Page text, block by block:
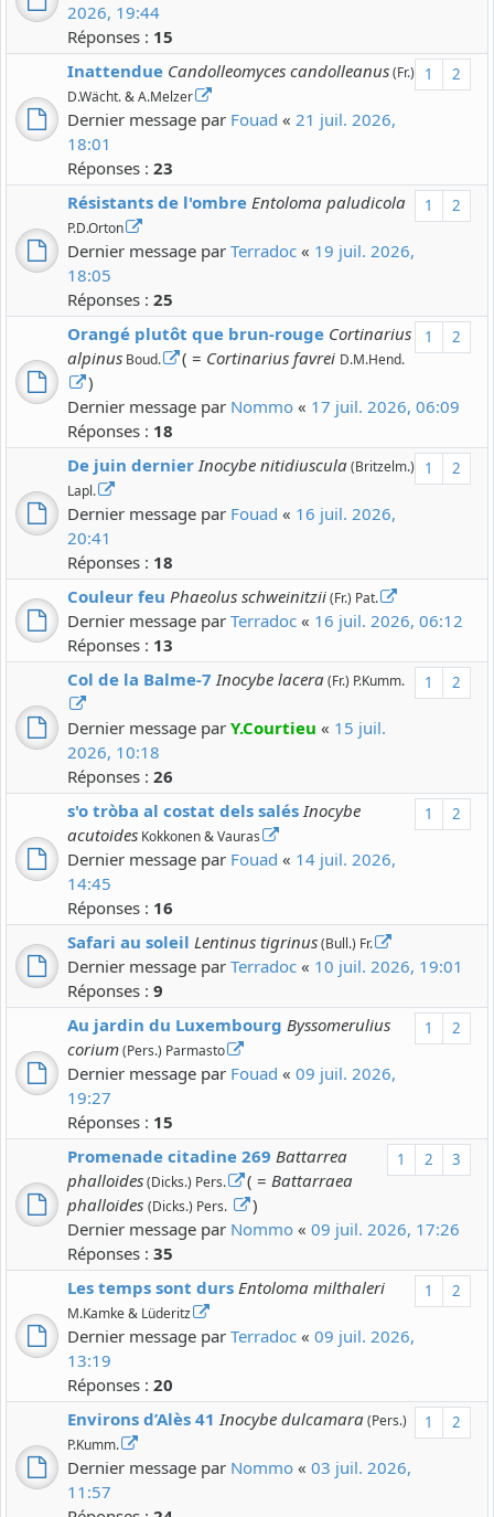
2026, 19:44
Réponses : 15
1 2
Inattendue Candolleomyces candolleanus(Fr.)
D.Wächt. & A.Melzer
Dernier message par Fouad « 21 juil. 2026,
18:01
Réponses : 23
1 2
Résistants de l'ombre Entoloma paludicola
P.D.Orton
Dernier message par Terradoc « 19 juil. 2026,
18:05
Réponses : 25
1 2
Orangé plutôt que brun-rouge Cortinarius
alpinus Boud. ( = Cortinarius favrei D.M.Hend.
)
Dernier message par Nommo « 17 juil. 2026, 06:09
Réponses : 18
1 2
De juin dernier Inocybe nitidiuscula(Britzelm.)
Lapl.
Dernier message par Fouad « 16 juil. 2026,
20:41
Réponses : 18
Couleur feu Phaeolus schweinitzii(Fr.) Pat.
Dernier message par Terradoc « 16 juil. 2026, 06:12
Réponses : 13
1 2
Col de la Balme-7 Inocybe lacera(Fr.) P.Kumm.
Dernier message par Y.Courtieu « 15 juil.
2026, 10:18
Réponses : 26
1 2
s'o tròba al costat dels salés Inocybe
acutoides Kokkonen & Vauras
Dernier message par Fouad « 14 juil. 2026,
14:45
Réponses : 16
Safari au soleil Lentinus tigrinus(Bull.) Fr.
Dernier message par Terradoc « 10 juil. 2026, 19:01
Réponses : 9
1 2
Au jardin du Luxembourg Byssomerulius
corium(Pers.) Parmasto
Dernier message par Fouad « 09 juil. 2026,
19:27
Réponses : 15
1 2 3
Promenade citadine 269 Battarrea
phalloides(Dicks.) Pers. ( =Battarraea
phalloides (Dicks.) Pers.
)
Dernier message par Nommo « 09 juil. 2026, 17:26
Réponses : 35
1 2
Les temps sont durs Entoloma milthaleri
M.Kamke & Lüderitz
Dernier message par Terradoc « 09 juil. 2026,
13:19
Réponses : 20
1 2
Environs d’Alès 41 Inocybe dulcamara(Pers.)
P.Kumm.
Dernier message par Nommo « 03 juil. 2026,
11:57